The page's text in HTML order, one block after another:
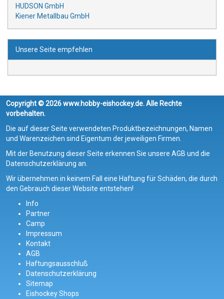
HUDSON GmbH
Kiener Metallbau GmbH
Unsere Seite empfehlen
Copyright © 2026 www.hobby-eishockey.de. Alle Rechte
vorbehalten.
Die auf dieser Seite verwendeten Produktbezeichnungen, Namen
und Warenzeichen sind Eigentum der jeweiligen Firmen.
Mit der Benutzung dieser Seite erkennen Sie unsere AGB und die
Datenschutzerklärung an.
Wir übernehmen in keinem Fall eine Haftung für Schäden, die durch
den Gebrauch dieser Website entstehen!
Info
Partner
Camp
Impressum
Kontakt
AGB
Haftungsausschluß
Datenschutzerklärung
Sitemap
Eishockey Shops